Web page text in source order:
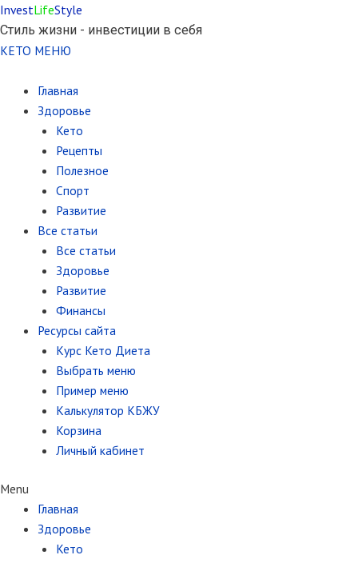
InvestLifeStyle
Стиль жизни - инвестиции в себя
КЕТО МЕНЮ
Главная
Здоровье
Кето
Рецепты
Полезное
Спорт
Развитие
Все статьи
Все статьи
Здоровье
Развитие
Финансы
Ресурсы сайта
Курс Кето Диета
Выбрать меню
Пример меню
Калькулятор КБЖУ
Корзина
Личный кабинет
Menu
Главная
Здоровье
Кето